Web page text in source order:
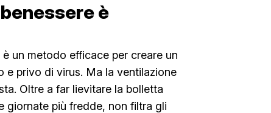
è
è un metodo efficace per creare un
e privo di virus. Ma la ventilazione
Oltre a far lievitare la bolletta
giornate più fredde, non filtra gli